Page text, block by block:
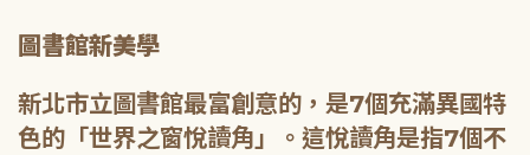
圖書館新美學
新北市立圖書館最富創意的，是7個充滿異國特
色的「世界之窗悅讀角」。這悅讀角是指7個不